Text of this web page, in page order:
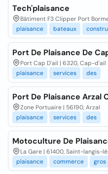
Tech'plaisance
Bâtiment F3 Clipper Port
plaisance
bateaux
Port De Plaisance De
Port Cap D'ail | 6320, Cap-d'ail
plaisance
services des
Port De Plaisance Arzal
Zone Portuaire | 56190, Arzal
plaisance
services des
Motoculture De
La Gare | 61400, Saint-langis-
plaisance
commerce gros